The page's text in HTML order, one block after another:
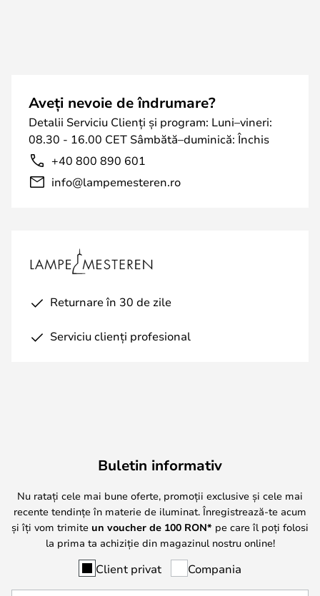
Aveți nevoie de îndrumare?
Detalii Serviciu Clienți și program: Luni–vineri:
08.30 - 16.00 CET Sâmbătă–duminică: Închis
+40 800 890 601
info@lampemesteren.ro
Returnare în 30 de zile
Serviciu clienți profesional
Buletin informativ
Nu ratați cele mai bune oferte, promoții exclusive și cele mai
recente tendințe în materie de iluminat. Înregistrează-te acum
și îți vom trimite un voucher de 100 RON* pe care îl poți folosi
la prima ta achiziție din magazinul nostru online!
Client privat Compania